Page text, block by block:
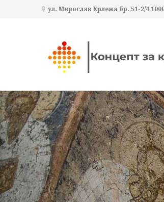
ул. Мирослав Крлежа бр. 51-2/4